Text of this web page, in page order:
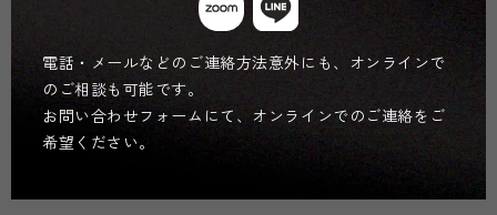
電話・メールなどのご連絡方法意外にも、オンラインで
のご相談も可能です。
お問い合わせフォームにて、オンラインでのご連絡をご
希望ください。